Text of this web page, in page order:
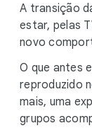
A transição
estar, pelas
novo
O que antes
reproduzido
mais, uma
grupos